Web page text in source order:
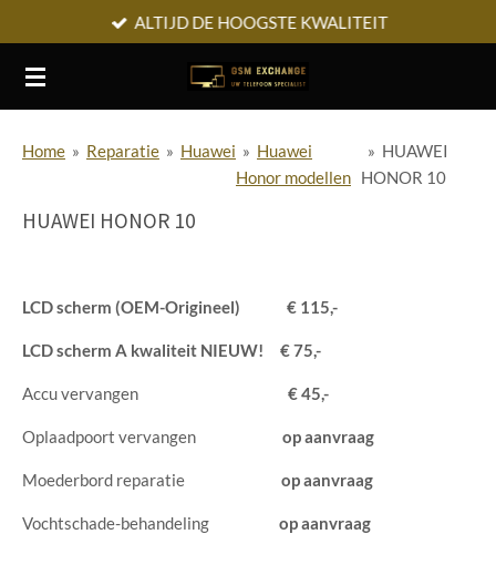
direct
naar
ALTIJD DE HOOGSTE KWALITEIT
Home » Reparatie » Huawei » Huawei
Honor modellen
» HUAWEI
HONOR 10
HUAWEI HONOR 10
LCD scherm (OEM-Origineel) € 115,-
LCD scherm A kwaliteit NIEUW! € 75,-
Accu vervangen € 45,-
Oplaadpoort vervangen op aanvraag
Moederbord reparatie op aanvraag
Vochtschade-behandeling op aanvraag